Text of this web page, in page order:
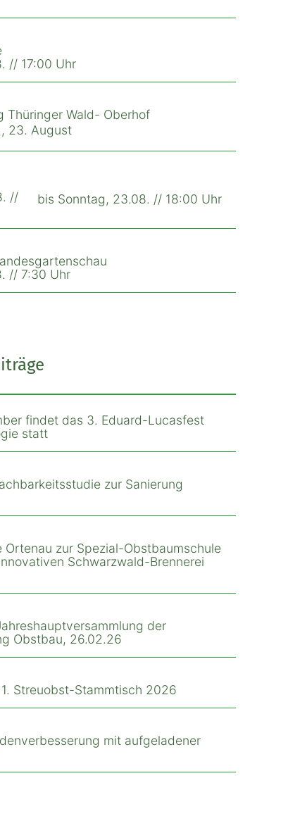
// 17:00 Uhr
Thüringer Wald- Oberhof
23. August
//
bis Sonntag, 23.08. // 18:00 Uhr
// 7:30 Uhr
findet das 3. Eduard-Lucasfest
statt
zur Sanierung
Ortenau zur Spezial-Obstbaumschule
Schwarzwald-Brennerei
der
Obstbau, 26.02.26
Streuobst-Stammtisch 2026
mit aufgeladener